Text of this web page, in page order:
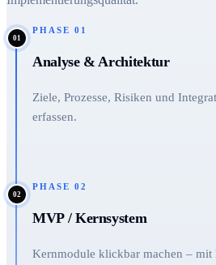
01
PHASE 01
Analyse & Architektur
Ziele, Prozesse, Risiken und
erfassen.
02
PHASE 02
MVP / Kernsystem
Kernmodule klickbar machen – mit